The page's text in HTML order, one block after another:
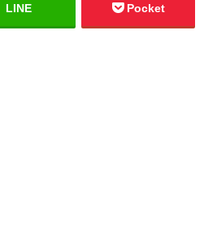
LINE Pocket